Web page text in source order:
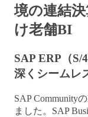
境の連結
け老舗BI
SAP ERP（
深くシームレ
SAP Community
ました。SAP